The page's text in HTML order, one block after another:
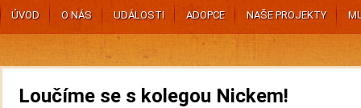
ÚVOD O NÁS UDÁLOSTI ADOPCE NAŠE PROJEKTY
Loučíme se s kolegou Nickem!